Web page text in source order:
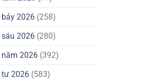
2026 (258)
2026 (280)
2026 (392)
2026 (583)